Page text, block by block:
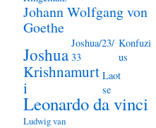
Johann Wolfgang von
Goethe
Joshua
Joshua/23/
33
Konfuzi
us
Krishnamurt
i
Laot
se
Leonardo da vinci
Ludwig van